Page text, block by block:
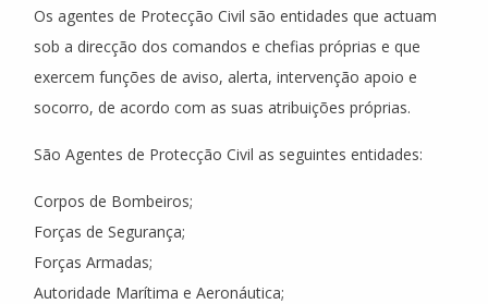
Os agentes de Protecção Civil são entidades que actuam
sob a direcção dos comandos e chefias próprias e que
exercem funções de aviso, alerta, intervenção apoio e
socorro, de acordo com as suas atribuições próprias.
São Agentes de Protecção Civil as seguintes entidades:
Corpos de Bombeiros;
Forças de Segurança;
Forças Armadas;
Autoridade Marítima e Aeronáutica;